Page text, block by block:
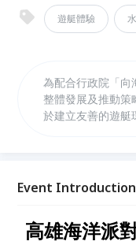
遊艇體驗
為配合行政院「向
整體發展及推動策
於建立友善的遊艇
Event Introduction
高雄海洋派